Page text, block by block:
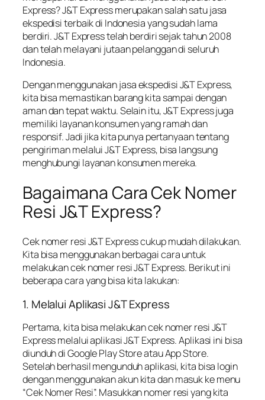
Express? J&T Express merupakan salah satu jasa
ekspedisi terbaik di Indonesia yang sudah lama
berdiri. J&T Express telah berdiri sejak tahun 2008
dan telah melayani jutaan pelanggan di seluruh
Indonesia.
Dengan menggunakan jasa ekspedisi J&T Express,
kita bisa memastikan barang kita sampai dengan
aman dan tepat waktu. Selain itu, J&T Express juga
memiliki layanan konsumen yang ramah dan
responsif. Jadi jika kita punya pertanyaan tentang
pengiriman melalui J&T Express, bisa langsung
menghubungi layanan konsumen mereka.
Bagaimana Cara Cek Nomer
Resi J&T Express?
Cek nomer resi J&T Express cukup mudah dilakukan.
Kita bisa menggunakan berbagai cara untuk
melakukan cek nomer resi J&T Express. Berikut ini
beberapa cara yang bisa kita lakukan:
1. Melalui Aplikasi J&T Express
Pertama, kita bisa melakukan cek nomer resi J&T
Express melalui aplikasi J&T Express. Aplikasi ini bisa
diunduh di Google Play Store atau App Store.
Setelah berhasil mengunduh aplikasi, kita bisa login
dengan menggunakan akun kita dan masuk ke menu
“Cek Nomer Resi”. Masukkan nomer resi yang kita